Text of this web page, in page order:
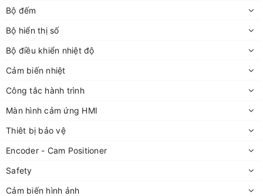
Bộ đếm
Bộ hiển thị số
Bộ điều khiển nhiệt độ
Cảm biến nhiệt
Công tắc hành trình
Màn hình cảm ứng HMI
Thiêt bị bảo vệ
Encoder - Cam Positioner
Safety
Cảm biến hình ảnh